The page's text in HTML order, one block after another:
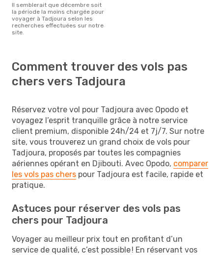
Il semblerait que décembre soit
la période la moins chargée pour
voyager à Tadjoura selon les
recherches effectuées sur notre
site.
Comment trouver des vols pas
chers vers Tadjoura
Réservez votre vol pour Tadjoura avec Opodo et
voyagez l’esprit tranquille grâce à notre service
client premium, disponible 24h/24 et 7j/7. Sur notre
site, vous trouverez un grand choix de vols pour
Tadjoura, proposés par toutes les compagnies
aériennes opérant en Djibouti. Avec Opodo, comparer
les vols pas chers pour Tadjoura est facile, rapide et
pratique.
Astuces pour réserver des vols pas
chers pour Tadjoura
Voyager au meilleur prix tout en profitant d’un
service de qualité, c’est possible ! En réservant vos